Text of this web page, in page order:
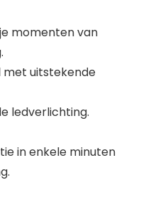
momenten van
uitstekende
ledverlichting.
in enkele minuten